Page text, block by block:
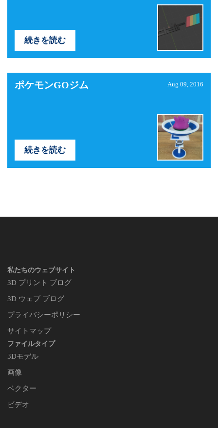
続きを読む
ポケモンGOジム Aug 09, 2016
続きを読む
私たちのウェブサイト
3D プリント ブログ
3D ウェブ ブログ
プライバシーポリシー
サイトマップ
ファイルタイプ
3Dモデル
画像
ベクター
ビデオ